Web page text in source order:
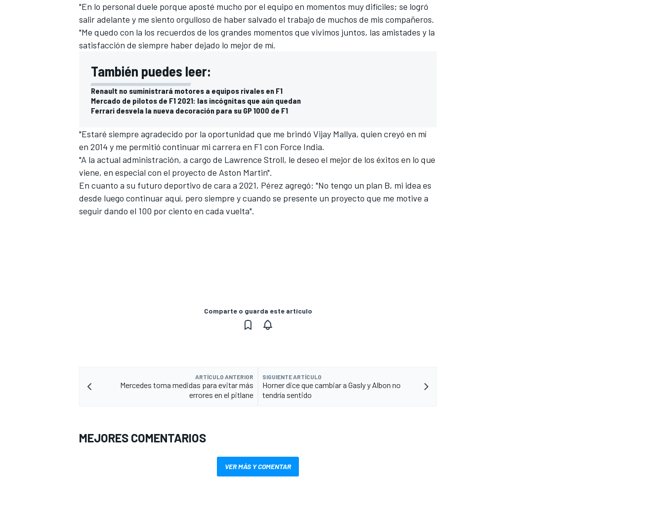
"En lo personal duele porque aposté mucho por el equipo en momentos muy difíciles; se logró
salir adelante y me siento orgulloso de haber salvado el trabajo de muchos de mis compañeros.
"Me quedo con la los recuerdos de los grandes momentos que vivimos juntos, las amistades y la
satisfacción de siempre haber dejado lo mejor de mí.
También puedes leer:
Renault no suministrará motores a equipos rivales en F1
Mercado de pilotos de F1 2021: las incógnitas que aún quedan
Ferrari desvela la nueva decoración para su GP 1000 de F1
"Estaré siempre agradecido por la oportunidad que me brindó Vijay Mallya, quien creyó en mí
en 2014 y me permitió continuar mi carrera en F1 con Force India.
"A la actual administración, a cargo de Lawrence Stroll, le deseo el mejor de los éxitos en lo que
viene, en especial con el proyecto de Aston Martin".
En cuanto a su futuro deportivo de cara a 2021, Pérez agregó: "No tengo un plan B, mi idea es
desde luego continuar aquí, pero siempre y cuando se presente un proyecto que me motive a
seguir dando el 100 por ciento en cada vuelta".
Comparte o guarda este artículo
ARTÍCULO ANTERIOR
Mercedes toma medidas para evitar más
errores en el pitlane
SIGUIENTE ARTÍCULO
Horner dice que cambiar a Gasly y Albon no
tendría sentido
MEJORES COMENTARIOS
VER MÁS Y COMENTAR